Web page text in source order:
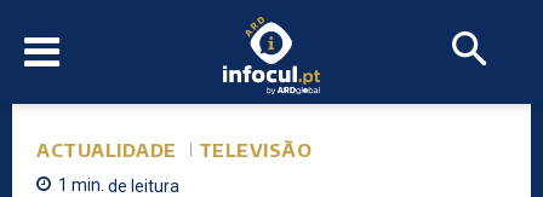
ACTUALIDADE TELEVISÃO
1 min. de leitura